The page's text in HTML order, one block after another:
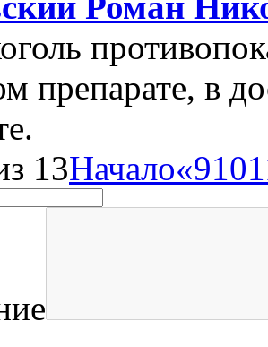
препарате, в
13Начало«910